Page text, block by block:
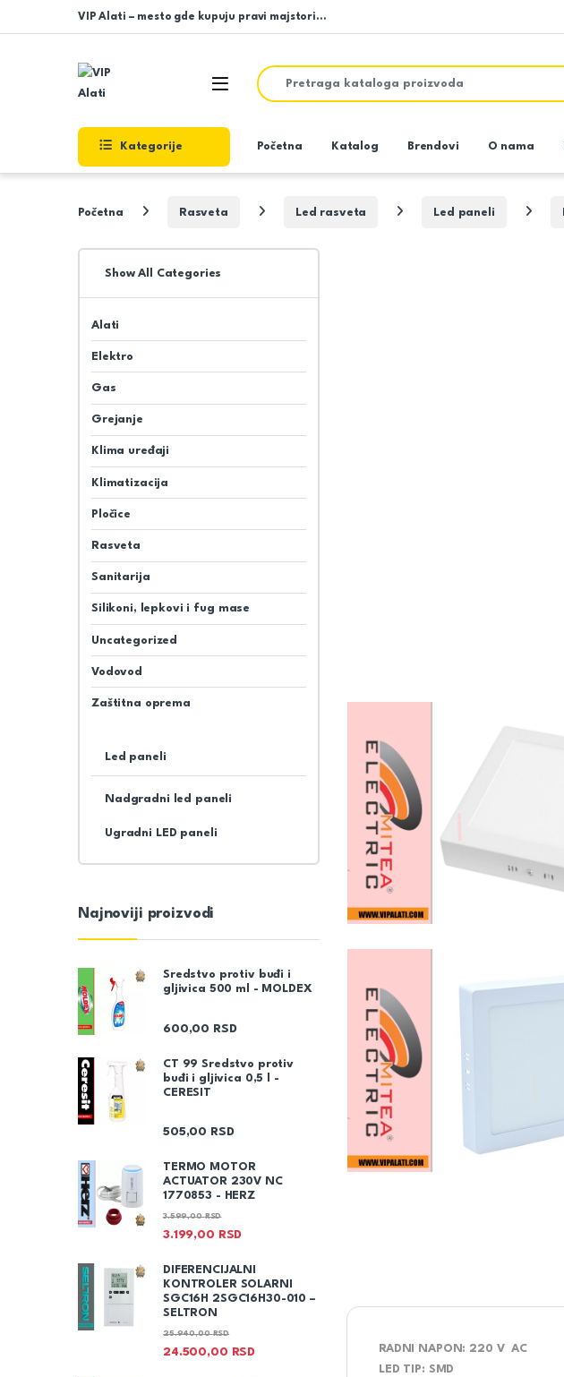
Skip to navigation
Skip to content
VIP Alati – mesto gde kupuju pravi majstori…
Open
Search for:
Kategorije Početna Katalog Brendovi O nama
Početna Rasveta Led rasveta Led paneli
RADNI NAPON: 220 V AC
LED TIP: SMD
Show All Categories
Alati
Elektro
Gas
Grejanje
Klima uređaji
Klimatizacija
Pločice
Rasveta
Sanitarija
Silikoni, lepkovi i fug mase
Uncategorized
Vodovod
Zaštitna oprema
Led paneli
Nadgradni led paneli
Ugradni LED paneli
Najnoviji proizvodi
Sredstvo protiv buđi i
gljivica 500 ml - MOLDEX
600,00 RSD
CT 99 Sredstvo protiv
buđi i gljivica 0,5 l -
CERESIT
505,00 RSD
TERMO MOTOR
ACTUATOR 230V NC
1770853 - HERZ
3.199,00 RSD
3.599,00RSD
DIFERENCIJALNI
KONTROLER SOLARNI
SGC16H 2SGC16H30-010 –
SELTRON
24.500,00 RSD
25.940,00RSD